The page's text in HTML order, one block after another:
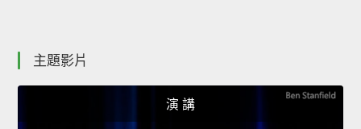
主題影片
演 講